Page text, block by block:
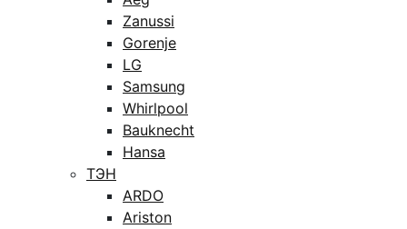
Zanussi
Gorenje
LG
Samsung
Whirlpool
Bauknecht
Hansa
ТЭН
ARDO
Ariston